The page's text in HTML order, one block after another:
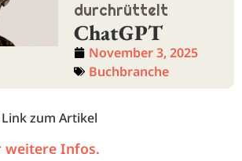
durchrüttelt
ChatGPT
November 3, 2025
Buchbranche
zum Artikel
weitere Infos.